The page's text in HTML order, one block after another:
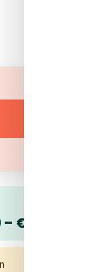
€ 139,99